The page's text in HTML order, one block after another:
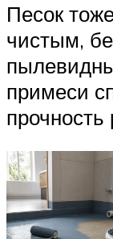
Песок
чистым,
примеси
прочность